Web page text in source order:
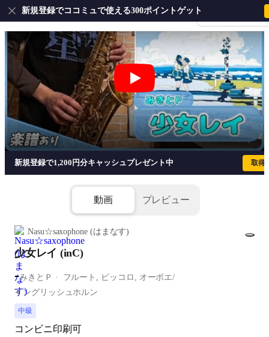
会員登録・ログイ
新規登録でココミュで使える300ポイントゲット
少女レイ (inC) - みきとＰ
新規登録で1,200円分キャッシュプレゼント中 取得
動画 プレビュー
Nasu☆saxophone (はまなす)
少女レイ (inC)
-みきとＰ フルート, ピッコロ, オーボエ/
イングリッシュホルン
中級
コンビニ印刷可